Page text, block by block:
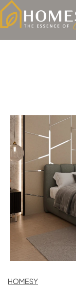
HOMESY